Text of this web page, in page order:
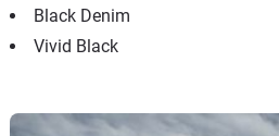
Black Denim
Vivid Black